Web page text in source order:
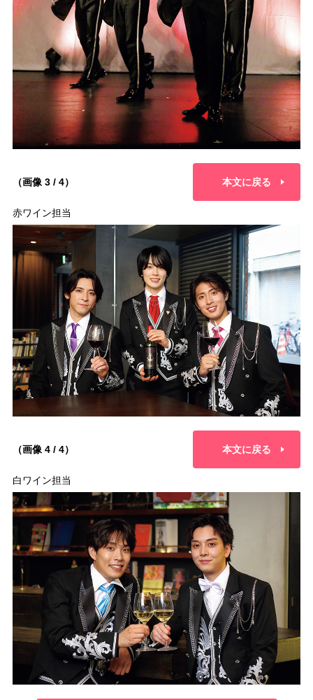
（画像 3 / 4） 本文に戻る
赤ワイン担当
（画像 4 / 4） 本文に戻る
白ワイン担当